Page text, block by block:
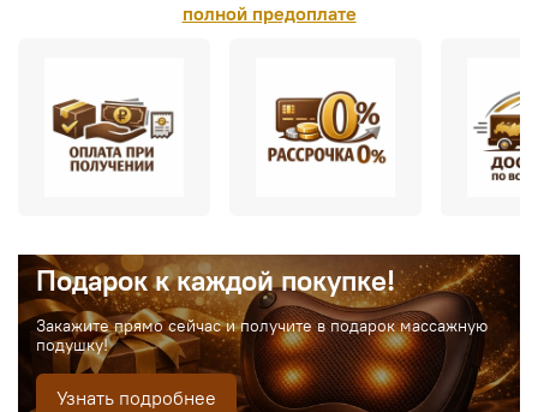
полной предоплате
Подарок к каждой покупке!
Закажите прямо сейчас и получите в подарок массажную
подушку!
Узнать подробнее